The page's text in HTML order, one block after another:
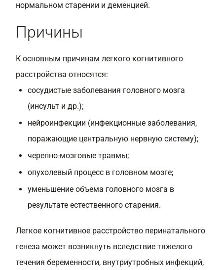
нормальном старении и деменцией.
Причины
К основным причинам легкого когнитивного
расстройства относятся:
сосудистые заболевания головного мозга
(инсульт и др.);
нейроинфекции (инфекционные заболевания,
поражающие центральную нервную систему);
черепно-мозговые травмы;
опухолевый процесс в головном мозге;
уменьшение объема головного мозга в
результате естественного старения.
Легкое когнитивное расстройство перинатального
генеза может возникнуть вследствие тяжелого
течения беременности, внутриутробных инфекций,